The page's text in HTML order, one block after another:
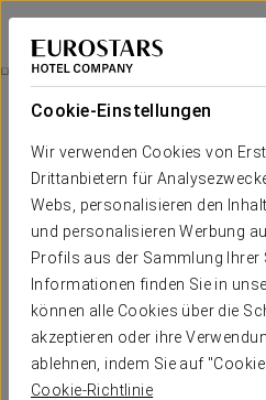
Cookie-Einstellungen
Wir verwenden Cookies von
Drittanbietern für
Webs, personalisieren den
und personalisieren Werbung
Profils aus der Sammlung Ihrer
Informationen finden Sie in
können alle Cookies über die
akzeptieren oder ihre
ablehnen, indem Sie auf
Cookie-Richtlinie
Eurostars Grand Cayacoa
SAMANÁ
Geschichte
An der Ostküste von Hispaniola,
Meer intensiver Blautöne
Cayacoa weiter. Dieses Gebiet,
Taíno-Häuptlingtums, war
die die Natur, die Gemeinschaft
ehrte. Zwischen Palmen und
Zeremonien, mündlichen
Harmonie zwischen Mensch